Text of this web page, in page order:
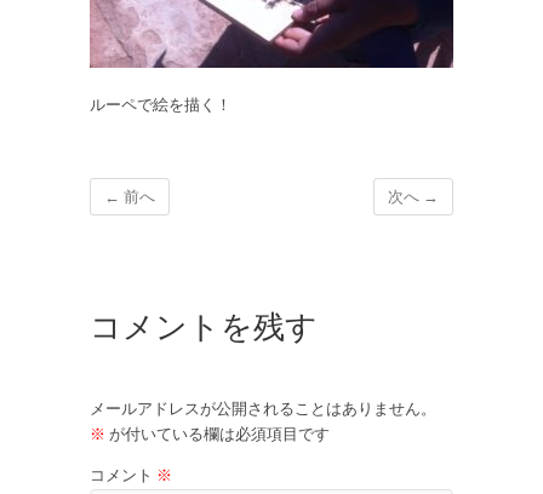
ルーペで絵を描く！
← 前へ 次へ →
コメントを残す
メールアドレスが公開されることはありません。
※ が付いている欄は必須項目です
コメント ※